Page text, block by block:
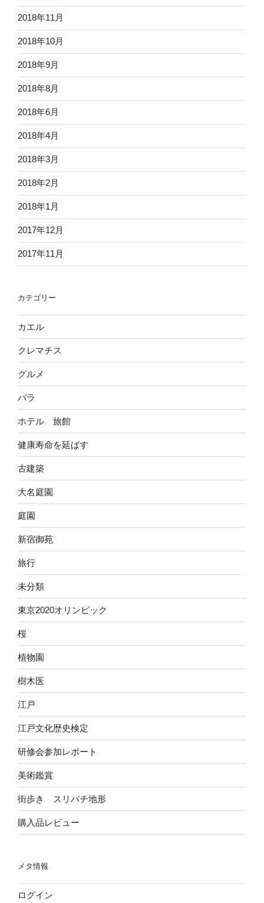
2018年11月
2018年10月
2018年9月
2018年8月
2018年6月
2018年4月
2018年3月
2018年2月
2018年1月
2017年12月
2017年11月
カテゴリー
カエル
クレマチス
グルメ
バラ
ホテル 旅館
健康寿命を延ばす
古建築
大名庭園
庭園
新宿御苑
旅行
未分類
東京2020オリンピック
桜
植物園
樹木医
江戸
江戸文化歴史検定
研修会参加レポート
美術鑑賞
街歩き スリバチ地形
購入品レビュー
メタ情報
ログイン